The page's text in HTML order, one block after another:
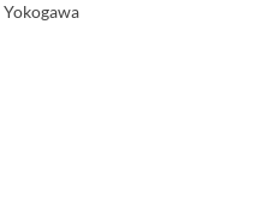
Yokogawa